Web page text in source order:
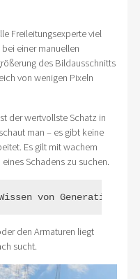
Freileitungsexperte viel
einer manuellen
des Bildausschnitts
von wenigen Pixeln
der wertvollste Schatz in
man – es gibt keine
Es gilt mit wachem
Schadens zu suchen.
von
den Armaturen liegt
sucht.